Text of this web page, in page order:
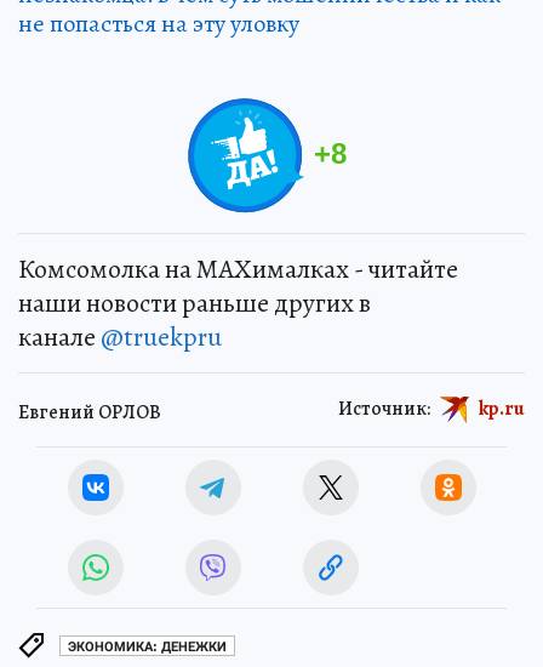
не попасться на эту уловку
+8
Комсомолка на MAXималках - читайте
наши новости раньше других в
канале @truekpru
Евгений ОРЛОВ Источник: kp.ru
ЭКОНОМИКА: ДЕНЕЖКИ